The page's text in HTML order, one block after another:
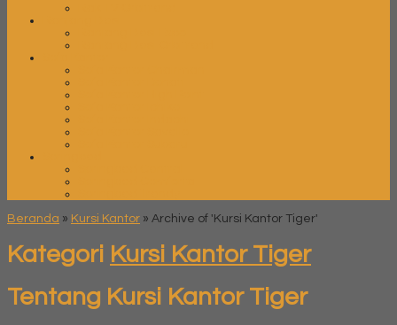
Beranda » Kursi Kantor » Archive of 'Kursi Kantor Tiger'
Kategori Kursi Kantor Tiger
Tentang Kursi Kantor Tiger